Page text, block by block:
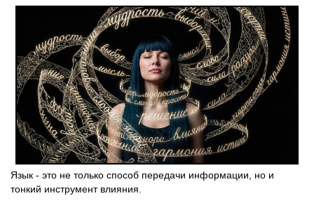
Язык - это не только способ передачи информации, но и
тонкий инструмент влияния.